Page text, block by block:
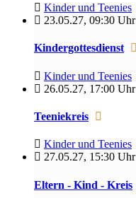
Kinder und Teenies
23.05.27, 09:30 Uhr
Kindergottesdienst
Kinder und Teenies
26.05.27, 17:00 Uhr
Teeniekreis
Kinder und Teenies
27.05.27, 15:30 Uhr
Eltern - Kind - Kreis